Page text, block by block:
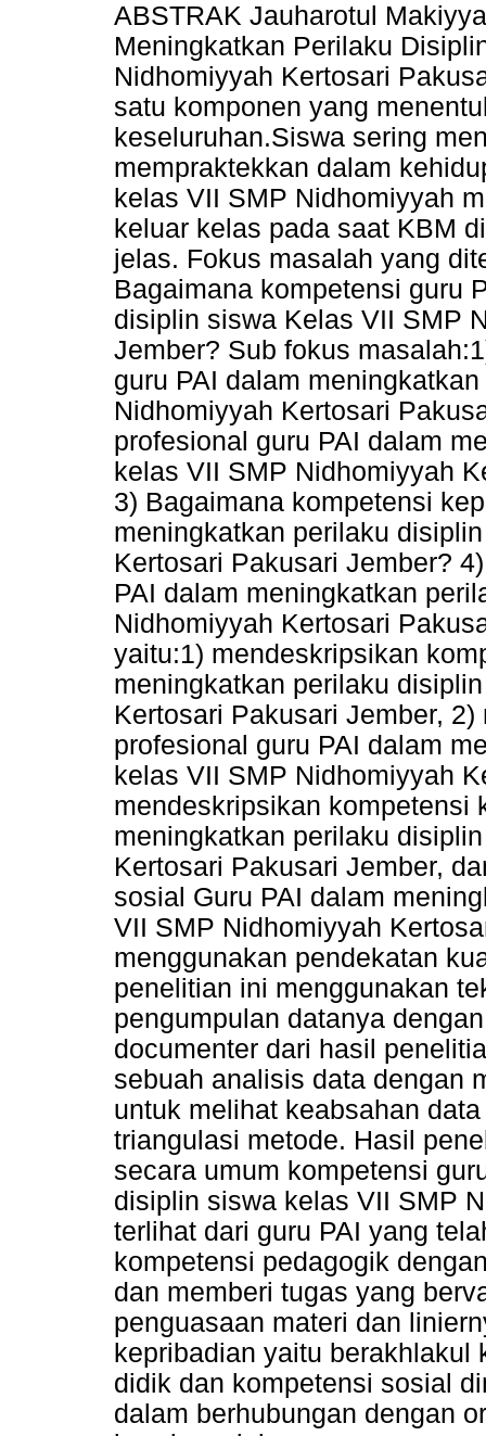
ABSTRAK Jauharotul
Meningkatkan Perilaku
Nidhomiyyah Kertosari
satu komponen yang
keseluruhan.Siswa sering
mempraktekkan dalam
kelas VII SMP Nidhomiyyah
keluar kelas pada saat KBM
jelas. Fokus masalah yang
Bagaimana kompetensi guru
disiplin siswa Kelas VII SMP
Jember? Sub fokus
guru PAI dalam
Nidhomiyyah Kertosari
profesional guru PAI dalam
kelas VII SMP Nidhomiyyah
3) Bagaimana kompetensi
meningkatkan perilaku
Kertosari Pakusari Jember?
PAI dalam meningkatkan
Nidhomiyyah Kertosari
yaitu:1) mendeskripsikan
meningkatkan perilaku
Kertosari Pakusari Jember,
profesional guru PAI dalam
kelas VII SMP Nidhomiyyah
mendeskripsikan kompetensi
meningkatkan perilaku
Kertosari Pakusari Jember,
sosial Guru PAI dalam
VII SMP Nidhomiyyah
menggunakan pendekatan
penelitian ini menggunakan
pengumpulan datanya
documenter dari hasil
sebuah analisis data dengan
untuk melihat keabsahan
triangulasi metode. Hasil
secara umum kompetensi
disiplin siswa kelas VII SMP
terlihat dari guru PAI yang
kompetensi pedagogik
dan memberi tugas yang
penguasaan materi dan
kepribadian yaitu berakhlakul
didik dan kompetensi sosial
dalam berhubungan dengan